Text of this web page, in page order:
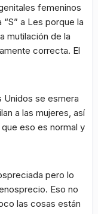
femeninos
a Les porque la
mutilación de la
correcta. El
Unidos se esmera
a las mujeres, así
eso es normal y
pero lo
Eso no
las cosas están